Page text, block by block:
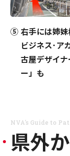
右手には姉
ビジネス･ア
古屋デザイ
ー」も
NVA's Guide to
県外